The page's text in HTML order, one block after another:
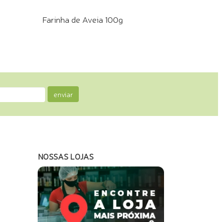
Farinha de Aveia 100g
enviar
NOSSAS LOJAS